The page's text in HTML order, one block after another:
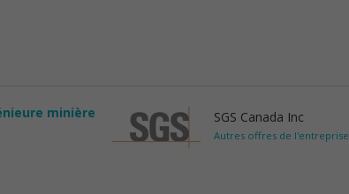
minière
SGS Canada Inc
Autres offres de l'entreprise